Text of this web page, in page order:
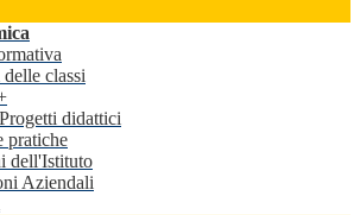
classi
didattici
pratiche
dell'Istituto
Aziendali